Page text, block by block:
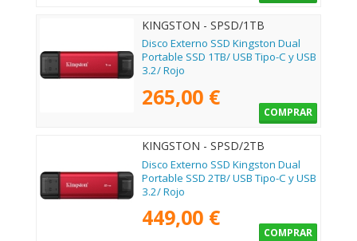
KINGSTON - SPSD/1TB
Disco Externo SSD Kingston Dual
Portable SSD 1TB/ USB Tipo-C y USB
3.2/ Rojo
265,00 €
COMPRAR
KINGSTON - SPSD/2TB
Disco Externo SSD Kingston Dual
Portable SSD 2TB/ USB Tipo-C y USB
3.2/ Rojo
449,00 €
COMPRAR